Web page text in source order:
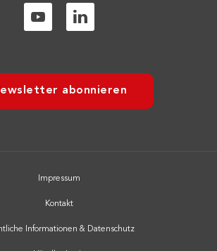
abonnieren
Impressum
Kontakt
Informationen & Datenschutz